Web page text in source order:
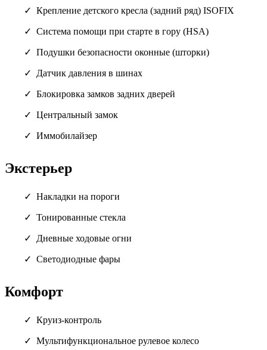
Крепление детского кресла (задний ряд) ISOFIX
Система помощи при старте в гору (HSA)
Подушки безопасности оконные (шторки)
Датчик давления в шинах
Блокировка замков задних дверей
Центральный замок
Иммобилайзер
Экстерьер
Накладки на пороги
Тонированные стекла
Дневные ходовые огни
Светодиодные фары
Комфорт
Круиз-контроль
Мультифункциональное рулевое колесо